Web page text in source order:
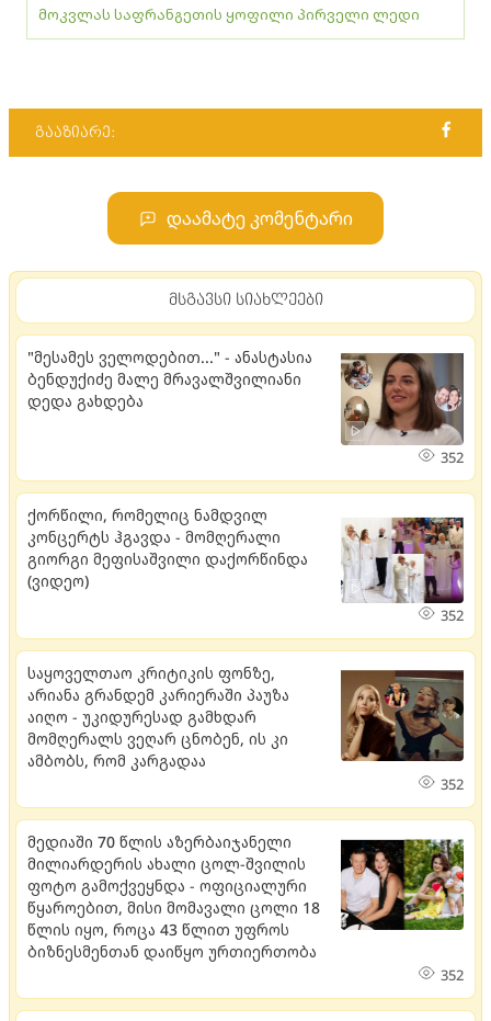
მოკვლას საფრანგეთის ყოფილი პირველი ლედი
გააზიარე:
დაამატე კომენტარი
მსგავსი სიახლეები
"მესამეს ველოდებით..." - ანასტასია
ბენდუქიძე მალე მრავალშვილიანი
დედა გახდება
352
ქორწილი, რომელიც ნამდვილ
კონცერტს ჰგავდა - მომღერალი
გიორგი მეფისაშვილი დაქორწინდა
(ვიდეო)
352
საყოველთაო კრიტიკის ფონზე,
არიანა გრანდემ კარიერაში პაუზა
აიღო - უკიდურესად გამხდარ
მომღერალს ვეღარ ცნობენ, ის კი
ამბობს, რომ კარგადაა
352
მედიაში 70 წლის აზერბაიჯანელი
მილიარდერის ახალი ცოლ-შვილის
ფოტო გამოქვეყნდა - ოფიციალური
წყაროებით, მისი მომავალი ცოლი 18
წლის იყო, როცა 43 წლით უფროს
ბიზნესმენთან დაიწყო ურთიერთობა
352